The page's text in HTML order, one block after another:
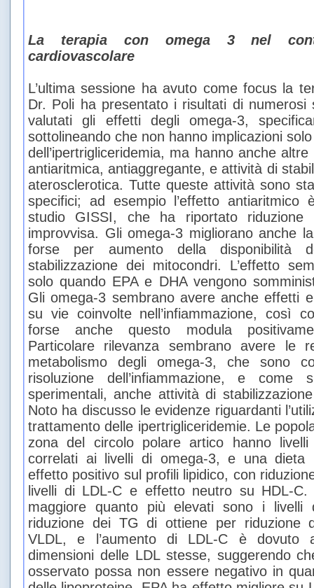
La terapia con omega 3 nel
cardiovascolare
L’ultima sessione ha avuto come focus la
Dr. Poli ha presentato i risultati di
valutati gli effetti degli omega-3,
sottolineando che non hanno implicazioni
dell’ipertrigliceridemia, ma hanno anche
antiaritmica, antiaggregante, e attività di
aterosclerotica. Tutte queste attività sono
specifici; ad esempio l’effetto antiaritmico
studio GISSI, che ha riportato riduzione
improvvisa. Gli omega-3 migliorano anche
forse per aumento della disponibilità
stabilizzazione dei mitocondri. L’effetto
solo quando EPA e DHA vengono
Gli omega-3 sembrano avere anche effetti
su vie coinvolte nell’infiammazione, così
forse anche questo modula
Particolare rilevanza sembrano avere le
metabolismo degli omega-3, che sono
risoluzione dell’infiammazione, e come
sperimentali, anche attività di
Noto ha discusso le evidenze riguardanti
trattamento delle ipertrigliceridemie. Le
zona del circolo polare artico hanno
correlati ai livelli di omega-3, e una dieta
effetto positivo sul profili lipidico, con
livelli di LDL-C e effetto neutro su HDL-
maggiore quanto più elevati sono i
riduzione dei TG di ottiene per riduzione
VLDL, e l’aumento di LDL-C è dovuto
dimensioni delle LDL stesse, suggerendo
osservato possa non essere negativo in